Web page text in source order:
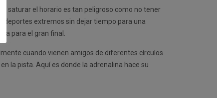
saturar el horario es tan peligroso como no tener
deportes extremos sin dejar tiempo para una
para el gran final.
cuando vienen amigos de diferentes círculos
la pista. Aquí es donde la adrenalina hace su